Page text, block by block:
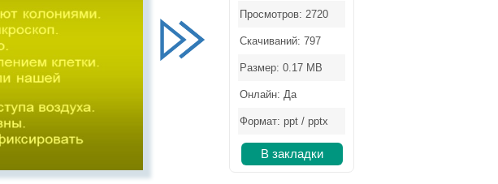
Просмотров: 2720
Скачиваний: 797
Размер: 0.17 MB
Онлайн: Да
Формат: ppt / pptx
В закладки